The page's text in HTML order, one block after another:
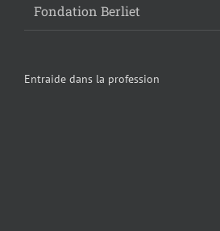
Fondation Berliet
Entraide dans la profession